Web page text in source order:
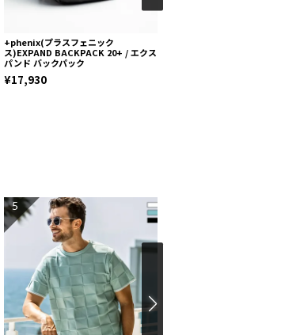
+phenix(プラスフェニック
ス)EXPAND BACKPACK 20+ / エクス
パンド バックパック
¥17,930
5